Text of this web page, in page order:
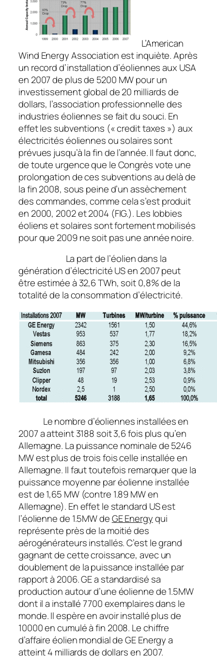
L’American
Wind Energy Association est inquiète. Après
un record d’installation d’éoliennes aux USA
en 2007 de plus de 5200 MW pour un
investissement global de 20 milliards de
dollars, l’association professionnelle des
industries éoliennes se fait du souci. En
effet les subventions (« credit taxes ») aux
électricités éoliennes ou solaires sont
prévues jusqu’à la fin de l’année. Il faut donc,
de toute urgence que le Congrès vote une
prolongation de ces subventions au delà de
la fin 2008, sous peine d’un assèchement
des commandes, comme cela s’est produit
en 2000, 2002 et 2004 (FIG.). Les lobbies
éoliens et solaires sont fortement mobilisés
pour que 2009 ne soit pas une année noire.
La part de l’éolien dans la
génération d’électricité US en 2007 peut
être estimée à 32,6 TWh, soit 0,8% de la
totalité de la consommation d’électricité.
Le nombre d’éoliennes installées en
2007 a atteint 3188 soit 3,6 fois plus qu’en
Allemagne. La puissance nominale de 5246
MW est plus de trois fois celle installée en
Allemagne. Il faut toutefois remarquer que la
puissance moyenne par éolienne installée
est de 1,65 MW (contre 1.89 MW en
Allemagne). En effet le standard US est
l’éolienne de 1.5MW deGE Energyqui
représente près de la moitié des
aérogénérateurs installés. C’est le grand
gagnant de cette croissance, avec un
doublement de la puissance installée par
rapport à 2006. GE a standardisé sa
production autour d’une éolienne de 1.5MW
dont il a installé 7700 exemplaires dans le
monde. Il espère en avoir installé plus de
10000 en cumulé à fin 2008. Le chiffre
d’affaire éolien mondial de GE Energy a
atteint 4 milliards de dollars en 2007.